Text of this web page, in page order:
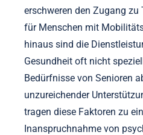
erschweren den Zugang zu
für Menschen mit
hinaus sind die
Gesundheit oft nicht
Bedürfnisse von Senioren
unzureichender
tragen diese Faktoren zu
Inanspruchnahme von